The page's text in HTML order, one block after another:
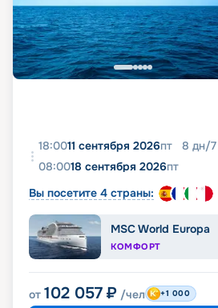
18:0011 сентября 2026пт 8 дн/7
08:0018 сентября 2026пт
Вы посетите 4 страны:
MSC World Europa
КОМФОРТ
от 102 057 ₽ /чел +1 000